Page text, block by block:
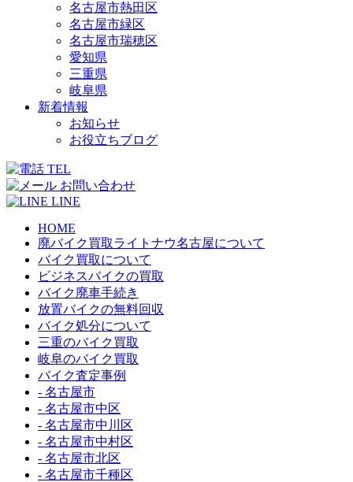
名古屋市熱田区
名古屋市緑区
名古屋市瑞穂区
愛知県
三重県
岐阜県
新着情報
お知らせ
お役立ちブログ
TEL
お問い合わせ
LINE
HOME
廃バイク買取ライトナウ名古屋について
バイク買取について
ビジネスバイクの買取
バイク廃車手続き
放置バイクの無料回収
バイク処分について
三重のバイク買取
岐阜のバイク買取
バイク査定事例
- 名古屋市
- 名古屋市中区
- 名古屋市中川区
- 名古屋市中村区
- 名古屋市北区
- 名古屋市千種区